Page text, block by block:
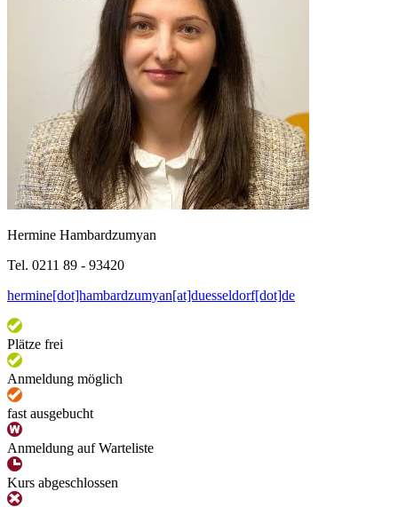
Hermine Hambardzumyan
Tel. 0211 89 - 93420
hermine[dot]hambardzumyan[at]duesseldorf[dot]de
Plätze frei
Anmeldung möglich
fast ausgebucht
Anmeldung auf Warteliste
Kurs abgeschlossen